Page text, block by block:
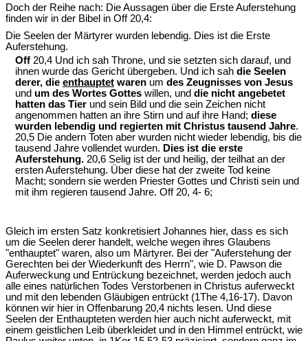
Doch der Reihe nach: Die Aussagen über die Erste Auferstehung
finden wir in der Bibel in Off 20,4:
Die Seelen der Märtyrer wurden lebendig. Dies ist die Erste
Auferstehung.
Off 20,4 Und ich sah Throne, und sie setzten sich darauf, und
ihnen wurde das Gericht übergeben. Und ich sah die Seelen
derer, die enthauptet waren um des Zeugnisses von Jesus
und um des Wortes Gottes willen, und die nicht angebetet
hatten das Tier und sein Bild und die sein Zeichen nicht
angenommen hatten an ihre Stirn und auf ihre Hand; diese
wurden lebendig und regierten mit Christus tausend Jahre.
20,5 Die andern Toten aber wurden nicht wieder lebendig, bis die
tausend Jahre vollendet wurden. Dies ist die erste
Auferstehung. 20,6 Selig ist der und heilig, der teilhat an der
ersten Auferstehung. Über diese hat der zweite Tod keine
Macht; sondern sie werden Priester Gottes und Christi sein und
mit ihm regieren tausend Jahre. Off 20, 4- 6;
Gleich im ersten Satz konkretisiert Johannes hier, dass es sich
um die Seelen derer handelt, welche wegen ihres Glaubens
"enthauptet" waren, also um Märtyrer. Bei der "Auferstehung der
Gerechten bei der Wiederkunft des Herrn", wie D. Pawson die
Auferweckung und Entrückung bezeichnet, werden jedoch auch
alle eines natürlichen Todes Verstorbenen in Christus auferweckt
und mit den lebenden Gläubigen entrückt (1The 4,16-17). Davon
können wir hier in Offenbarung 20,4 nichts lesen. Und diese
Seelen der Enthaupteten werden hier auch nicht auferweckt, mit
einem geistlichen Leib überkleidet und in den Himmel entrückt, wie